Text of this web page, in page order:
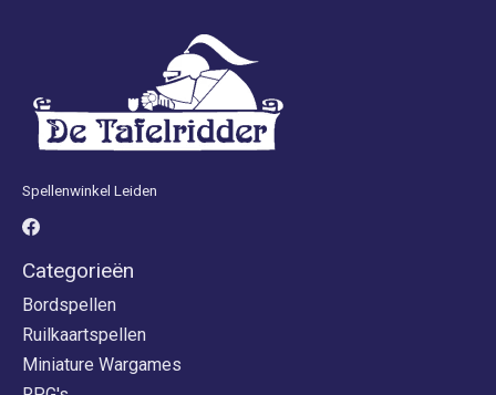
Spellenwinkel Leiden
Categorieën
Bordspellen
Ruilkaartspellen
Miniature Wargames